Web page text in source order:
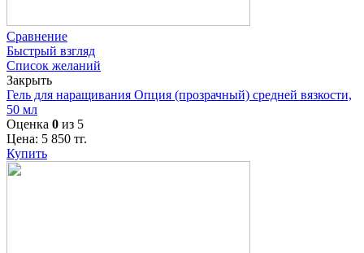
Сравнение
Быстрый взгляд
Список желаний
Закрыть
Гель для наращивания Опция (прозрачный) средней вязкости,
50 мл
Оценка 0 из 5
Цена: 5 850 тг.
Купить